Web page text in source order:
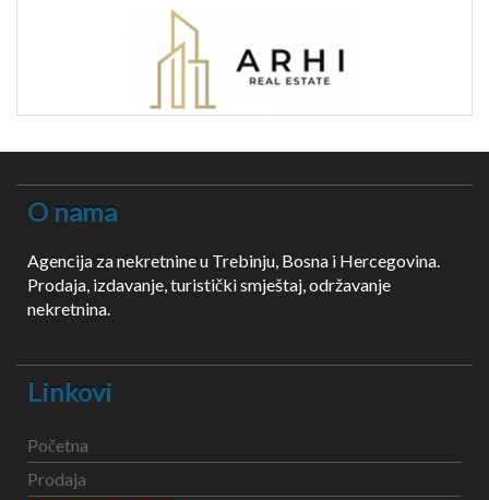
O nama
Agencija za nekretnine u Trebinju, Bosna i Hercegovina.
Prodaja, izdavanje, turistički smještaj, održavanje
nekretnina.
Linkovi
Početna
Prodaja